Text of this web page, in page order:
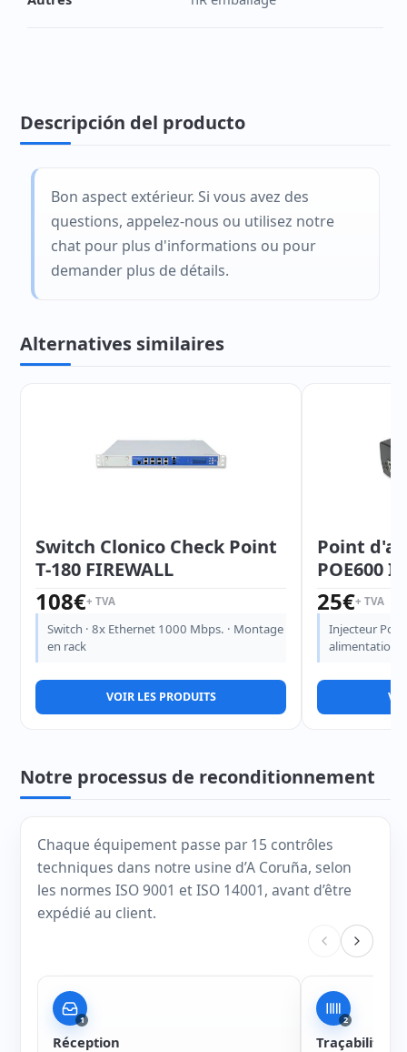
Descripción del producto
Bon aspect extérieur. Si vous avez des
questions, appelez-nous ou utilisez notre
chat pour plus d'informations ou pour
demander plus de détails.
Alternatives similaires
Switch Clonico Check Point
T-180 FIREWALL
108€+ TVA
Switch · 8x Ethernet 1000 Mbps. · Montage
en rack
VOIR LES PRODUITS
Point
POE600
25€+ TVA
Injecteur
alimentation
Notre processus de reconditionnement
Chaque équipement passe par 15 contrôles
techniques dans notre usine d’A Coruña, selon
les normes ISO 9001 et ISO 14001, avant d’être
expédié au client.
1
Réception
2
Traçabilité